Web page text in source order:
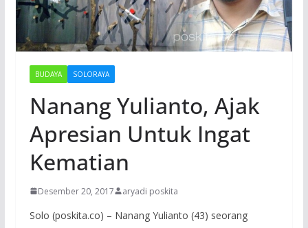
BUDAYA SOLORAYA
Nanang Yulianto, Ajak
Apresian Untuk Ingat
Kematian
Desember 20, 2017 aryadi poskita
Solo (poskita.co) – Nanang Yulianto (43) seorang